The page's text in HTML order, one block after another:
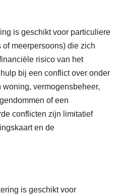
is geschikt voor particuliere
meerpersoons) die zich
risico van het
bij een conflict over onder
vermogensbeheer,
of een
conflicten zijn limitatief
en de
is geschikt voor